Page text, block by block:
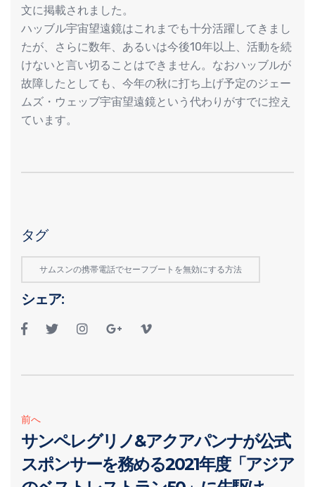
文に掲載されました。
ハッブル宇宙望遠鏡はこれまでも十分活躍してきまし
たが、さらに数年、あるいは今後10年以上、活動を続
けないと言い切ることはできません。なおハッブルが
故障したとしても、今年の秋に打ち上げ予定のジェー
ムズ・ウェッブ宇宙望遠鏡という代わりがすでに控え
ています。
タグ
サムスンの携帯電話でセーフブートを無効にする方法
シェア:
前へ
サンペレグリノ&アクアパンナが公式
スポンサーを務める2021年度「アジア